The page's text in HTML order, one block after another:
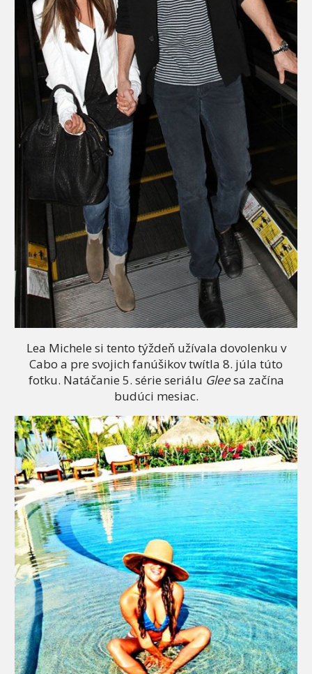
Lea Michele si tento týždeň užívala dovolenku v
Cabo a pre svojich fanúšikov twítla 8. júla túto
fotku. Natáčanie 5. série seriálu Gleesa začína
budúci mesiac.